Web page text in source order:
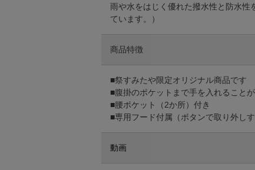
雨や水をはじく優れた撥水性と防水
ています。）
商品特徴
■祭すみたや限定オリジナル商品です
■腹掛のポケットまで手を入れること
■腰ポケット（2か所）付き
■専用フード付属（ボタンで取り外し